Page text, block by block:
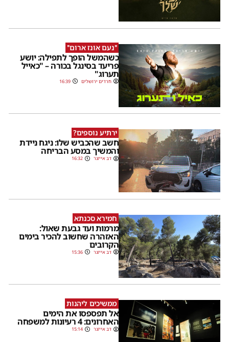
''נעם אונז ארום''
כשהמשל הופך לתפילה: יושע
פריעד בסינגל בכורה – "כאייל
תערוג"
חרדים ירושלים 16:39
ירתיע נוספים?
חשב שהכביש שלו: ניגח ניידת
והמשיך במסע הבריחה
דב אייזנר 16:32
חמירא סכנתא
מרמות ועד גבעת שאול:
האזהרה שחשוב להכיר בימים
הקרובים
דב אייזנר 15:36
ממשיכים ליהנות
אל תפספסו את הימים
האחרונים: 4 רעיונות למשפחה
דב אייזנר 15:14